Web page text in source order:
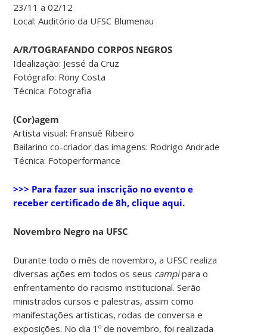
23/11 a 02/12
Local: Auditório da UFSC Blumenau
A/R/TOGRAFANDO CORPOS NEGROS
Idealização: Jessé da Cruz
Fotógrafo: Rony Costa
Técnica: Fotografia
(Cor)agem
Artista visual: Fransuê Ribeiro
Bailarino co-criador das imagens: Rodrigo Andrade
Técnica: Fotoperformance
>>> Para fazer sua inscrição no evento e
receber certificado de 8h, clique aqui.
Novembro Negro na UFSC
Durante todo o mês de novembro, a UFSC realiza
diversas ações em todos os seus campipara o
enfrentamento do racismo institucional. Serão
ministrados cursos e palestras, assim como
manifestações artísticas, rodas de conversa e
exposições. No dia 1º de novembro, foi realizada